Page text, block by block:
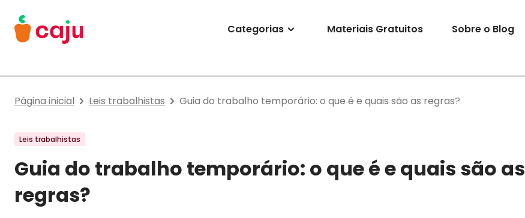
Menu Principal
Categorias Materiais Gratuitos Sobre o Blog
Página inicial Leis trabalhistas Guia do trabalho temporário: o que é e quais são as regras?
Leis trabalhistas
Guia do trabalho temporário: o que é e quais são as
regras?